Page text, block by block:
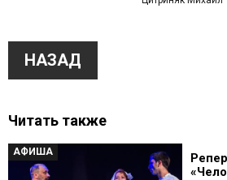
НАЗАД
Читать также
АФИША